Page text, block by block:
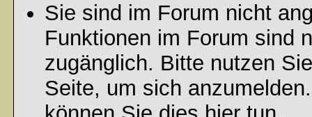
Sie sind im Forum nicht
Funktionen im Forum sind
zugänglich. Bitte nutzen
Seite, um sich